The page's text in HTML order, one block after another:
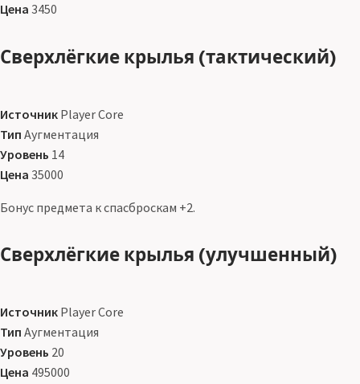
Цена 3450
Сверхлёгкие крылья (тактический)
Источник Player Core
Тип Аугментация
Уровень 14
Цена 35000
Бонус предмета к спасброскам +2.
Сверхлёгкие крылья (улучшенный)
Источник Player Core
Тип Аугментация
Уровень 20
Цена 495000